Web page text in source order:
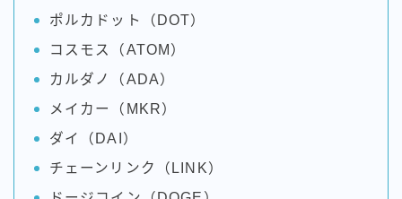
ポルカドット（DOT）
コスモス（ATOM）
カルダノ（ADA）
メイカー（MKR）
ダイ（DAI）
チェーンリンク（LINK）